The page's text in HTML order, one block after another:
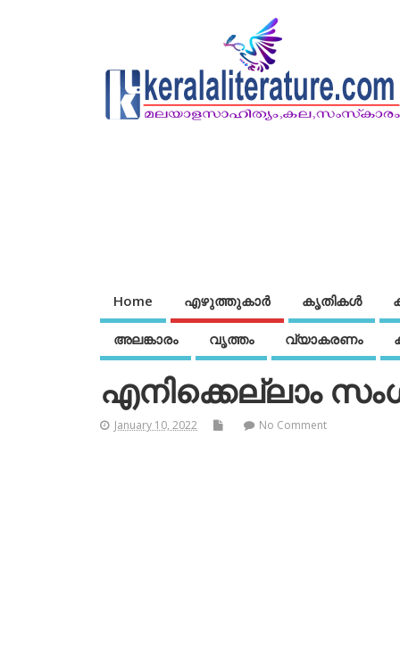
Home എഴുത്തുകാര്‍ കൃതികൾ
അലങ്കാരം വൃത്തം വ്യാകരണം
എനിക്കെല്ലാം
January 10, 2022 No Comment